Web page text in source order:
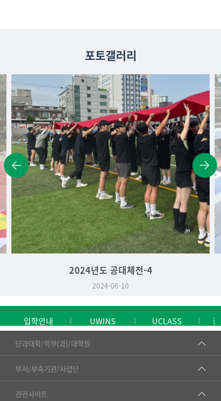
포토갤러리
2024년도 공대체전-4
2024-06-10
입학안내 UWINS UCLASS
단과대학/학부(과)/대학원
■인문대학
▷국어국문학부
▷일본어·일본학과
부서/부속기관/사업단
공동기기센터
공학교육혁신센터
관련사이트
건강가정지원센터